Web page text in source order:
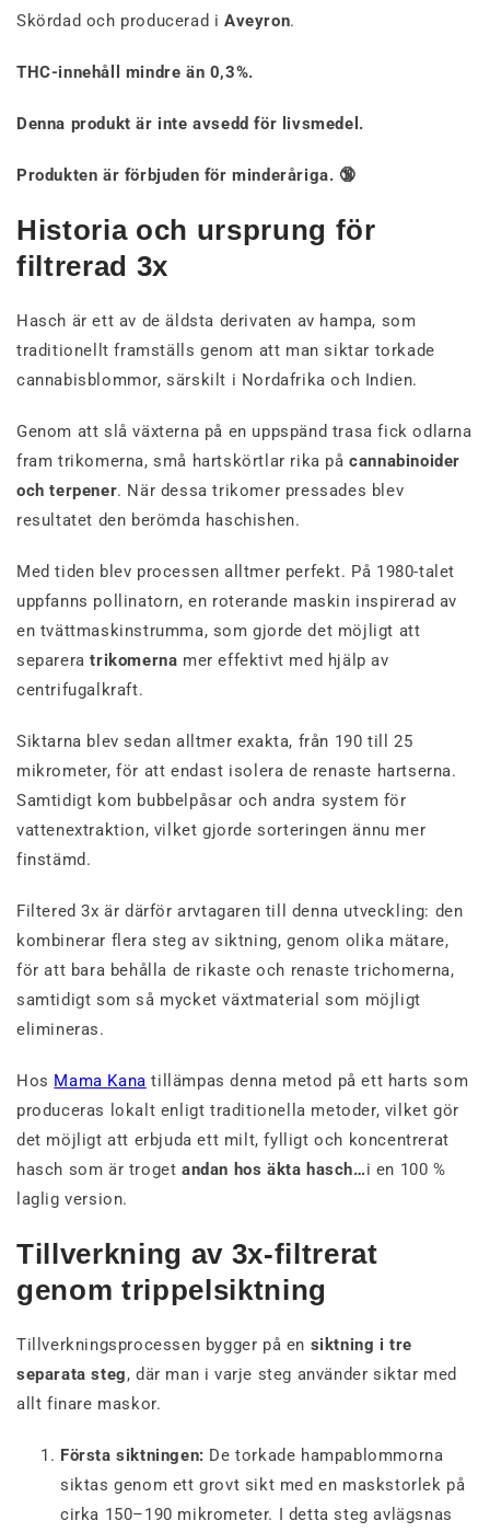
Skördad och producerad i Aveyron.
THC-innehåll mindre än 0,3%.
Denna produkt är inte avsedd för livsmedel.
Produkten är förbjuden för minderåriga. 🔞
Historia och ursprung för
filtrerad 3x
Hasch är ett av de äldsta derivaten av hampa, som
traditionellt framställs genom att man siktar torkade
cannabisblommor, särskilt i Nordafrika och Indien.
Genom att slå växterna på en uppspänd trasa fick odlarna
fram trikomerna, små hartskörtlar rika påcannabinoider
och terpener. När dessa trikomer pressades blev
resultatet den berömda haschishen.
Med tiden blev processen alltmer perfekt. På 1980-talet
uppfanns pollinatorn, en roterande maskin inspirerad av
en tvättmaskinstrumma, som gjorde det möjligt att
separeratrikomerna mer effektivt med hjälp av
centrifugalkraft.
Siktarna blev sedan alltmer exakta, från 190 till 25
mikrometer, för att endast isolera de renaste hartserna.
Samtidigt kom bubbelpåsar och andra system för
vattenextraktion, vilket gjorde sorteringen ännu mer
finstämd.
Filtered 3x är därför arvtagaren till denna utveckling: den
kombinerar flera steg av siktning, genom olika mätare,
för att bara behålla de rikaste och renaste trichomerna,
samtidigt som så mycket växtmaterial som möjligt
elimineras.
Hos Mama Kana tillämpas denna metod på ett harts som
produceras lokalt enligt traditionella metoder, vilket gör
det möjligt att erbjuda ett milt, fylligt och koncentrerat
hasch som är troget andan hos äkta hasch…i en 100 %
laglig version.
Tillverkning av 3x-filtrerat
genom trippelsiktning
Tillverkningsprocessen bygger på en siktning i tre
separata steg, där man i varje steg använder siktar med
allt finare maskor.
Första siktningen: De torkade hampablommorna
siktas genom ett grovt sikt med en maskstorlek på
cirka 150–190 mikrometer. I detta steg avlägsnas